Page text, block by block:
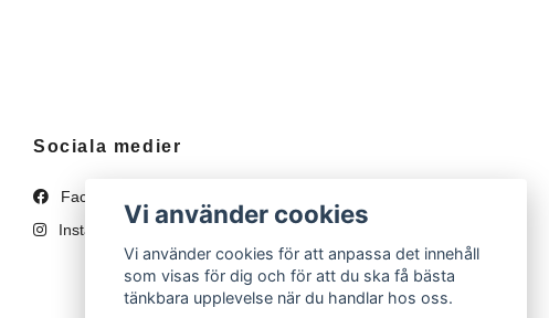
Sociala medier
Facebook
Instagram
Vi använder cookies
Vi använder cookies för att anpassa det innehåll
som visas för dig och för att du ska få bästa
tänkbara upplevelse när du handlar hos oss.